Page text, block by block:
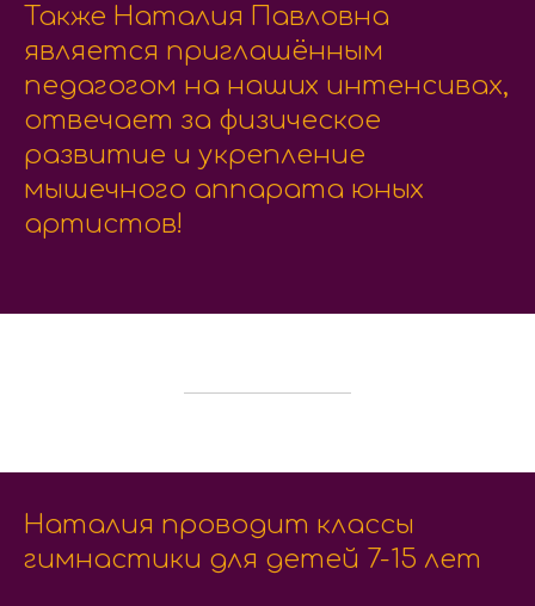
Также Наталия Павловна
является приглашённым
педагогом на наших интенсивах,
отвечает за физическое
развитие и укрепление
мышечного аппарата юных
артистов!
Наталия проводит классы
гимнастики для детей 7-15 лет